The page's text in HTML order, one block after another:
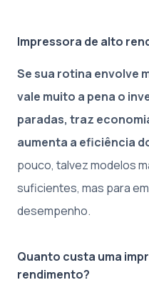
Impressora de alto
Se sua rotina envolve
vale muito a pena o
paradas, traz
aumenta a eficiência
pouco, talvez modelos
suficientes, mas para
desempenho.
Quanto custa uma
rendimento?